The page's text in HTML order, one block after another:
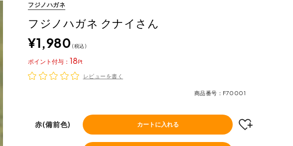
フジノハガネ
フジノハガネ クナイさん
¥1,980 税込
18
ポイント
レビューを書く
商品番号 F70001
赤(備前色) カートに入れる